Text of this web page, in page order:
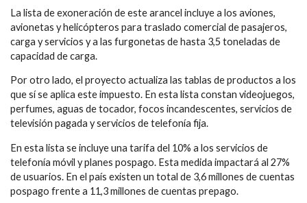
La lista de exoneración de este arancel incluye a los aviones,
avionetas y helicópteros para traslado comercial de pasajeros,
carga y servicios y a las furgonetas de hasta 3,5 toneladas de
capacidad de carga.
Por otro lado, el proyecto actualiza las tablas de productos a los
que sí se aplica este impuesto. En esta lista constan videojuegos,
perfumes, aguas de tocador, focos incandescentes, servicios de
televisión pagada y servicios de telefonía fija.
En esta lista se incluye una tarifa del 10% a los servicios de
telefonía móvil y planes pospago. Esta medida impactará al 27%
de usuarios. En el país existen un total de 3,6 millones de cuentas
pospago frente a 11,3 millones de cuentas prepago.